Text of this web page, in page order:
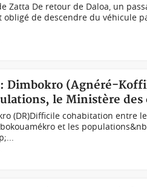
Zatta De retour de Daloa, un
de descendre du véhicule
Dimbokro (Agnéré-
le Ministère
(DR)Difficile cohabitation entre
et les